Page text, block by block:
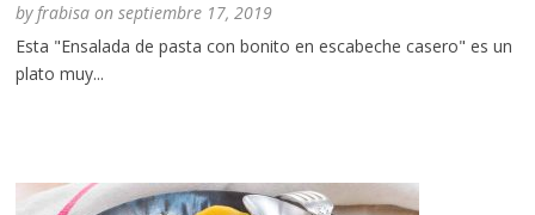
byfrabisa onseptiembre 17, 2019
Esta "Ensalada de pasta con bonito en escabeche casero" es un
plato muy...